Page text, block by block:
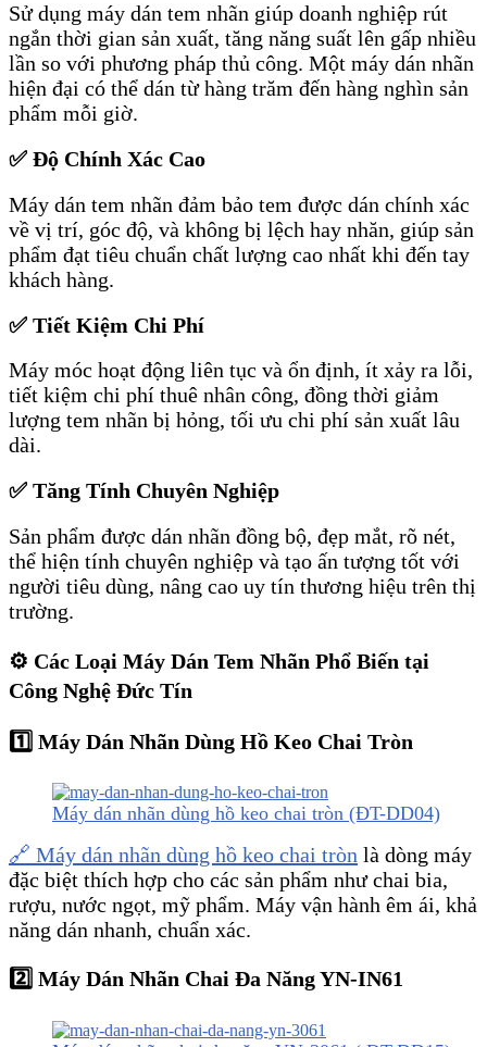
Sử dụng máy dán tem nhãn giúp doanh nghiệp rút
ngắn thời gian sản xuất, tăng năng suất lên gấp nhiều
lần so với phương pháp thủ công. Một máy dán nhãn
hiện đại có thể dán từ hàng trăm đến hàng nghìn sản
phẩm mỗi giờ.
✅ Độ Chính Xác Cao
Máy dán tem nhãn đảm bảo tem được dán chính xác
về vị trí, góc độ, và không bị lệch hay nhăn, giúp sản
phẩm đạt tiêu chuẩn chất lượng cao nhất khi đến tay
khách hàng.
✅ Tiết Kiệm Chi Phí
Máy móc hoạt động liên tục và ổn định, ít xảy ra lỗi,
tiết kiệm chi phí thuê nhân công, đồng thời giảm
lượng tem nhãn bị hỏng, tối ưu chi phí sản xuất lâu
dài.
✅ Tăng Tính Chuyên Nghiệp
Sản phẩm được dán nhãn đồng bộ, đẹp mắt, rõ nét,
thể hiện tính chuyên nghiệp và tạo ấn tượng tốt với
người tiêu dùng, nâng cao uy tín thương hiệu trên thị
trường.
⚙️ Các Loại Máy Dán Tem Nhãn Phổ Biến tại
Công Nghệ Đức Tín
1️⃣ Máy Dán Nhãn Dùng Hồ Keo Chai Tròn
Máy dán nhãn dùng hồ keo chai tròn (ĐT-DD04)
🔗 Máy dán nhãn dùng hồ keo chai tròn là dòng máy
đặc biệt thích hợp cho các sản phẩm như chai bia,
rượu, nước ngọt, mỹ phẩm. Máy vận hành êm ái, khả
năng dán nhanh, chuẩn xác.
2️⃣ Máy Dán Nhãn Chai Đa Năng YN-IN61